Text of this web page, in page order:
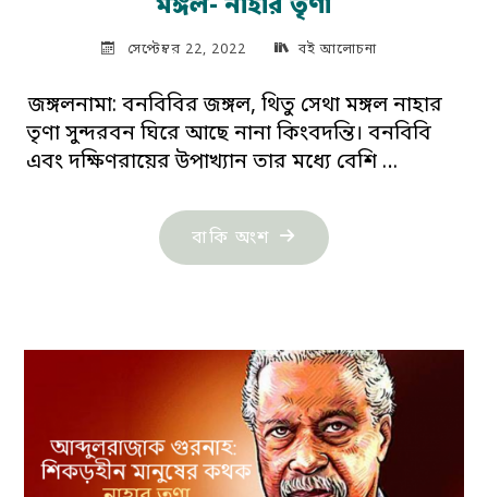
মঙ্গল- নাহার তৃণা
সেপ্টেম্বর 22, 2022 বই আলোচনা
জঙ্গলনামা: বনবিবির জঙ্গল, থিতু সেথা মঙ্গল নাহার
তৃণা সুন্দরবন ঘিরে আছে নানা কিংবদন্তি। বনবিবি
এবং দক্ষিণরায়ের উপাখ্যান তার মধ্যে বেশি …
বাকি অংশ "জঙ্গলনামা:
বনবিবির
সেথা
মঙ্গল-
নাহার
তৃণা"